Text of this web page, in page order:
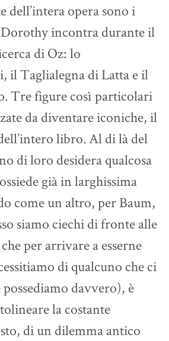
dell’intera opera sono i
Dorothy incontra durante il
di Oz: lo
il Taglialegna di Latta e il
Tre figure così particolari
da diventare iconiche, il
libro. Al di là del
di loro desidera qualcosa
già in larghissima
come un altro, per Baum,
siamo ciechi di fronte alle
per arrivare a esserne
di qualcuno che ci
davvero), è
la costante
di un dilemma antico